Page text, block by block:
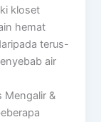
kloset
hemat
terus-
air
Mengalir &